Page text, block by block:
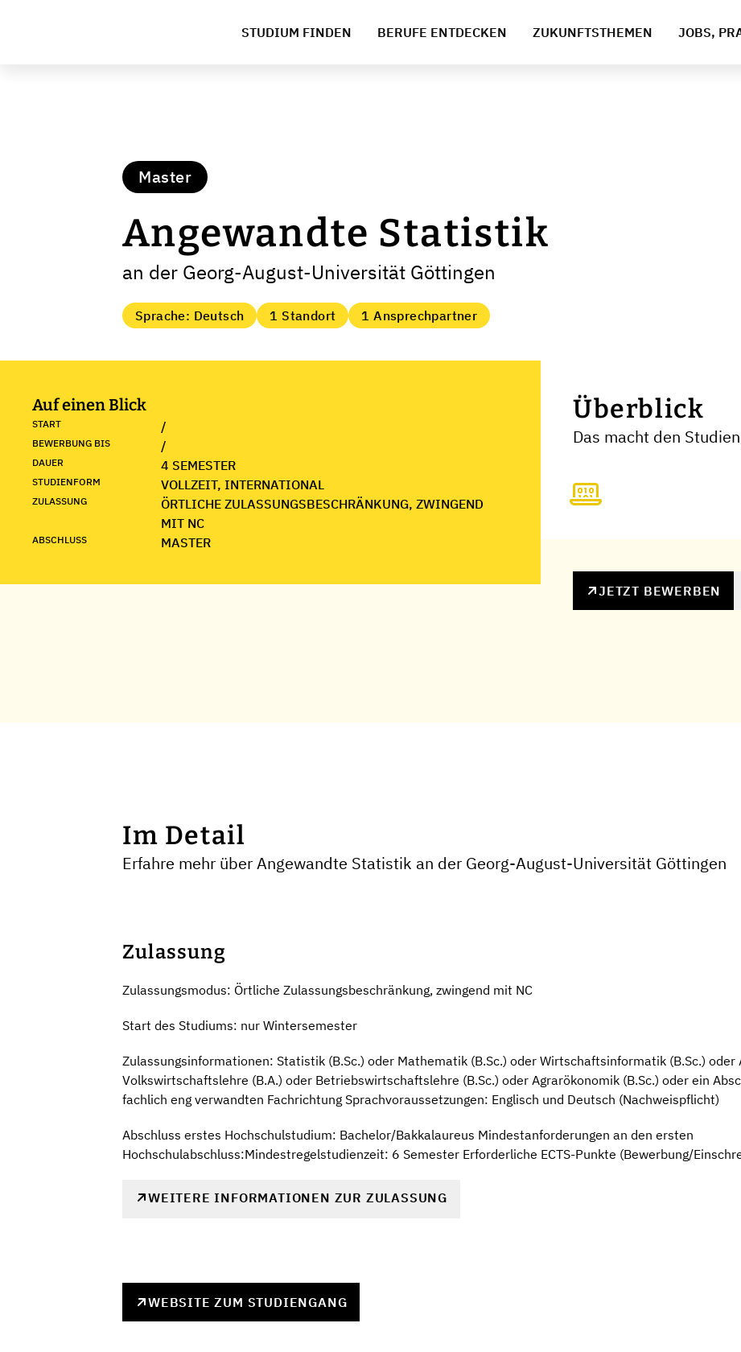
STUDIUM FINDEN BERUFE ENTDECKEN ZUKUNFTSTHEMEN JOBS,
Master
Angewandte Statistik
an der Georg-August-Universität Göttingen
Sprache: Deutsch 1 Standort 1 Ansprechpartner
Auf einen Blick
START /
BEWERBUNG BIS /
DAUER 4 SEMESTER
STUDIENFORM VOLLZEIT, INTERNATIONAL
ZULASSUNG
ÖRTLICHE ZULASSUNGSBESCHRÄNKUNG, ZWINGEND
MIT NC
ABSCHLUSS MASTER
Überblick
Das macht den
JETZT BEWERBEN
Im Detail
Erfahre mehr über Angewandte Statistik an der Georg-August-Universität Göttingen
Zulassung
Zulassungsmodus: Örtliche Zulassungsbeschränkung, zwingend mit NC
Start des Studiums: nur Wintersemester
Zulassungsinformationen: Statistik (B.Sc.) oder Mathematik (B.Sc.) oder Wirtschaftsinformatik (B.Sc.)
Volkswirtschaftslehre (B.A.) oder Betriebswirtschaftslehre (B.Sc.) oder Agrarökonomik (B.Sc.) oder ein
fachlich eng verwandten Fachrichtung Sprachvoraussetzungen: Englisch und Deutsch (Nachweispflicht)
Abschluss erstes Hochschulstudium: Bachelor/Bakkalaureus Mindestanforderungen an den ersten
Hochschulabschluss:Mindestregelstudienzeit: 6 Semester Erforderliche ECTS-Punkte (Bewerbung/
WEITERE INFORMATIONEN ZUR ZULASSUNG
WEBSITE ZUM STUDIENGANG